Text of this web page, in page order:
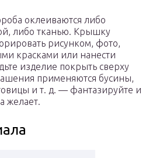
оклеиваются либо
либо тканью. Крышку
рисунком, фото,
красками или нанести
изделие покрыть сверху
применяются бусины,
и т. д. — фантазируйте и
желает.